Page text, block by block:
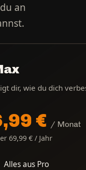
an
dir, wie du dich
€ / Monat
69,99 € / Jahr
Alles aus Pro